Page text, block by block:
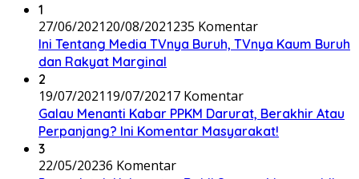
1
27/06/202120/08/2021235 Komentar
Ini Tentang Media TVnya Buruh, TVnya Kaum Buruh
dan Rakyat Marginal
2
19/07/2021 19/07/20217 Komentar
Galau Menanti Kabar PPKM Darurat, Berakhir Atau
Perpanjang? Ini Komentar Masyarakat!
3
22/05/20236 Komentar